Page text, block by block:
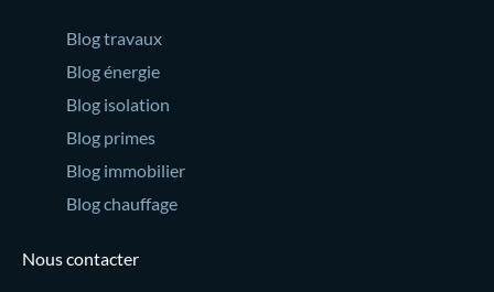
Blog travaux
Blog énergie
Blog isolation
Blog primes
Blog immobilier
Blog chauffage
Nous contacter